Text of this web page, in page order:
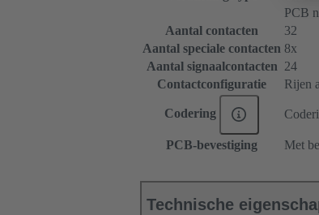
PCB
Aantal contacten
32
Aantal speciale contacten 8x
Aantal signaalcontacten 24
Contactconfiguratie
Rijen
Codering
PCB-bevestiging Met
Technische